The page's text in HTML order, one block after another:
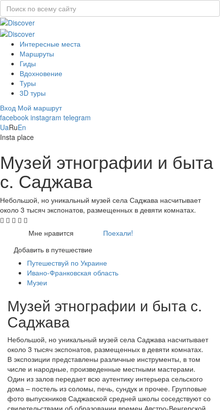
Интересные места
Маршруты
Гиды
Вдохновение
Туры
3D туры
Вход Мой маршрут
facebook instagram telegram
UaRuEn
Insta place
Музей этнографии и быта
с. Саджава
Небольшой, но уникальный музей села Саджава насчитывает
около 3 тысяч экспонатов, размещенных в девяти комнатах.
Мне нравится
Поехали!
Добавить в путешествие
Путешествуй по Украине
Ивано-Франковская область
Музеи
Музей этнографии и быта с.
Саджава
Небольшой, но уникальный музей села Саджава насчитывает
около 3 тысяч экспонатов, размещенных в девяти комнатах.
В экспозиции представлены различные инструменты, в том
числе и народные, произведенные местными мастерами.
Один из залов передает всю аутентику интерьера сельского
дома – постель из соломы, печь, сундук и прочее. Групповые
фото выпускников Саджавской средней школы соседствуют со
свидетельствами об образовании времен Австро-Венгерской